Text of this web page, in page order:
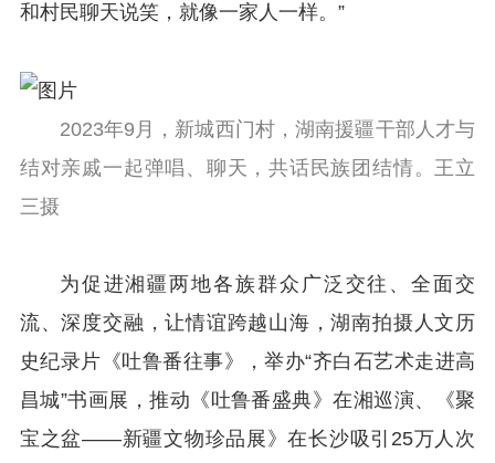
和村民聊天说笑，就像一家人一样。”
2023年9月，新城西门村，湖南援疆干部人才与
结对亲戚一起弹唱、聊天，共话民族团结情。王立
三摄
为促进湘疆两地各族群众广泛交往、全面交
流、深度交融，让情谊跨越山海，湖南拍摄人文历
史纪录片《吐鲁番往事》，举办“齐白石艺术走进高
昌城”书画展，推动《吐鲁番盛典》在湘巡演、《聚
宝之盆——新疆文物珍品展》在长沙吸引25万人次